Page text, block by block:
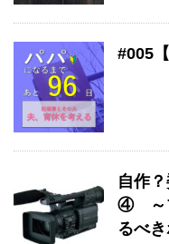
#005
自作
④ ～
るべ